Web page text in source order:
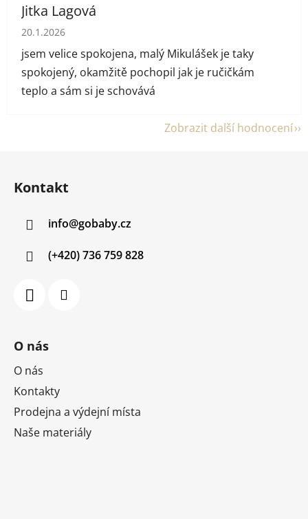
Jitka Lagová
Hodnocení obchodu je 5 z 5 hvězdiček.
20.1.2026
jsem velice spokojena, malý Mikulášek je taky
spokojený, okamžitě pochopil jak je ručičkám
teplo a sám si je schovává
Zobrazit další hodnocení
Kontakt
info@gobaby.cz
(+420) 736 759 828
O nás
O nás
Kontakty
Prodejna a výdejní místa
Naše materiály